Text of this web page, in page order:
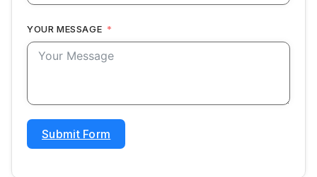
YOUR MESSAGE
Submit Form